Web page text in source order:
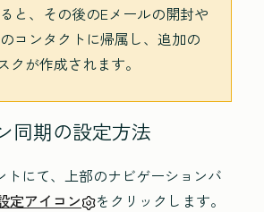
と、その後のEメールの開封や
コンタクトに帰属し、追加の
クが作成されます。
同期の設定方法
トにて、上部のナビゲーションバ
定アイコン
をクリックします。